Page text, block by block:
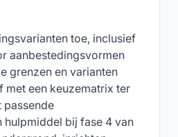
toe, inclusief
aanbestedingsvormen
grenzen en varianten
met een keuzematrix ter
passende
hulpmiddel bij fase 4 van